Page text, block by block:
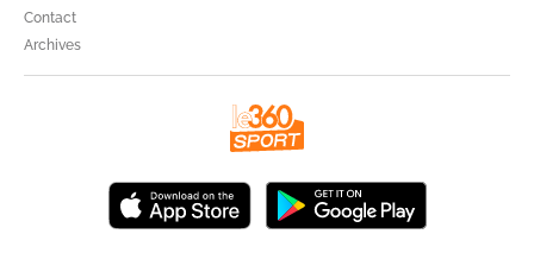
Contact
Archives